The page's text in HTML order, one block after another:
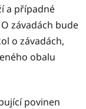
a případné
závadách bude
o závadách,
obalu
povinen